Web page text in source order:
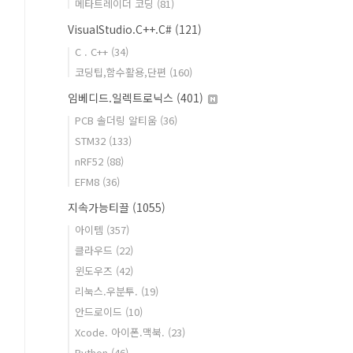
메타트레이더 코딩 (81)
VisualStudio.C++.C# (121)
C . C++ (34)
코딩팁,함수활용,단편 (160)
임베디드.일렉트로닉스 (401)
PCB 솔더링 알티움 (36)
STM32 (133)
nRF52 (88)
EFM8 (36)
지속가능티끌 (1055)
아이템 (357)
클라우드 (22)
윈도우즈 (42)
리눅스.우분투. (19)
안드로이드 (10)
Xcode. 아이폰.맥북. (23)